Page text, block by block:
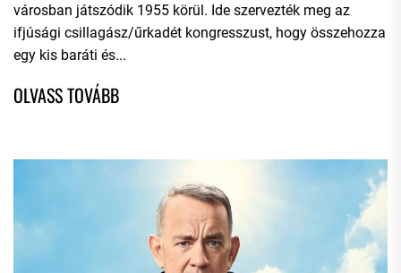
városban játszódik 1955 körül. Ide szervezték meg az
ifjúsági csillagász/űrkadét kongresszust, hogy összehozza
egy kis baráti és...